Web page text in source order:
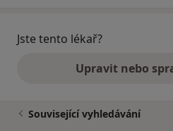
Jste tento lékař?
Upravit nebo
Související vyhledávání